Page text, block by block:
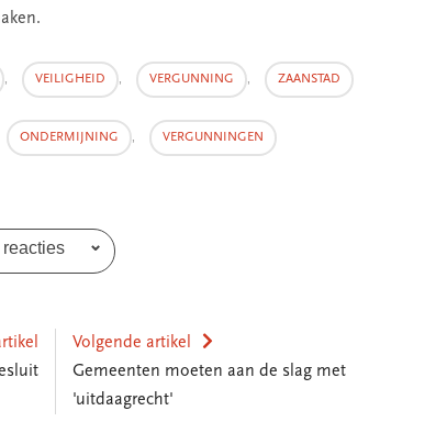
, VEILIGHEID , VERGUNNING , ZAANSTAD
ONDERMIJNING , VERGUNNINGEN
reacties
Volgende artikel
Gemeenten moeten aan de slag met
'uitdaagrecht'
helpen’